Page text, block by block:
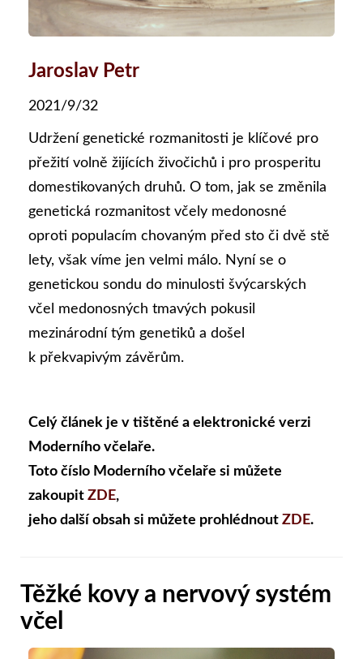
Jaroslav Petr
2021/9/32
Udržení genetické rozmanitosti je klíčové pro
přežití volně žijících živočichů i pro prosperitu
domestikovaných druhů. O tom, jak se změnila
genetická rozmanitost včely medonosné
oproti populacím chovaným před sto či dvě stě
lety, však víme jen velmi málo. Nyní se o
genetickou sondu do minulosti švýcarských
včel medonosných tmavých pokusil
mezinárodní tým genetiků a došel
k překvapivým závěrům.
Celý článek je v tištěné a elektronické verzi
Moderního včelaře.
Toto číslo Moderního včelaře si můžete
zakoupit ZDE,
jeho další obsah si můžete prohlédnout ZDE.
Těžké kovy a nervový systém
včel